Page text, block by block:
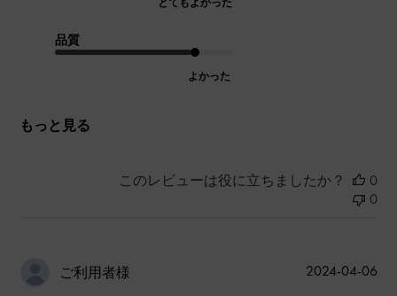
とてもよかった
品質
よかった
もっと見る
このレビューは役に立ちましたか？
0
0
ご利用者様
公
2024-04-06